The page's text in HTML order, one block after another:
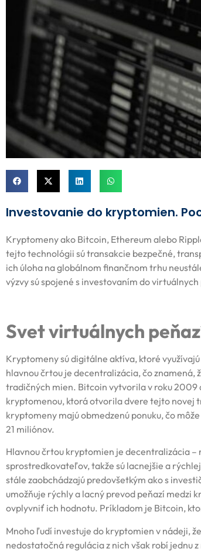
Investovanie do kryptomien.
Kryptomeny ako Bitcoin, Ethereum alebo
tejto technológii sú transakcie bezpečné,
ich úloha na globálnom finančnom trhu
výzvy sú spojené s investovaním do virtuálnych
Svet virtuálnych
Kryptomeny sú digitálne aktíva, ktoré
hlavnou črtou je decentralizácia, čo znamená,
tradičných mien. Bitcoin vytvorila v roku 2009
kryptomenou, ktorá otvorila dvere tejto novej
kryptomeny majú obmedzenú ponuku, čo
21 miliónov.
Hlavnou črtou kryptomien je decentralizácia –
sprostredkovateľov, takže sú lacnejšie a
stále zaobchádzajú predovšetkým ako s
umožňuje rýchly a lacný prevod peňazí medzi
ovplyvniť ich hodnotu. Príkladom je Bitcoin,
Mnoho ľudí investuje do kryptomien v nádeji,
nedostatočná regulácia z nich však robí